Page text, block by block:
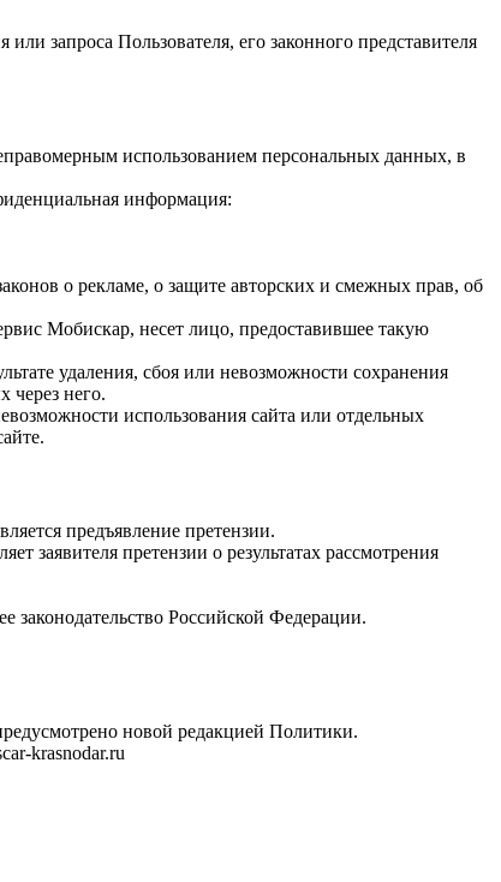
запроса Пользователя, его законного представителя
использованием персональных данных, в
информация:
о рекламе, о защите авторских и смежных прав, об
Мобискар, несет лицо, предоставившее такую
удаления, сбоя или невозможности сохранения
через него.
использования сайта или отдельных
предъявление претензии.
заявителя претензии о результатах рассмотрения
Российской Федерации.
новой редакцией Политики.
krasnodar.ru